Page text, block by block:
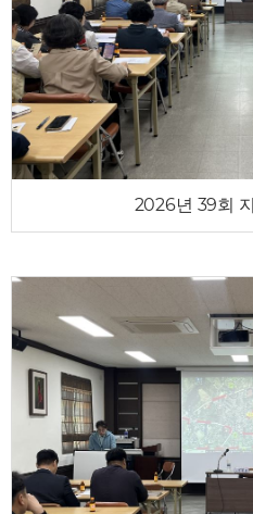
2026년 39회